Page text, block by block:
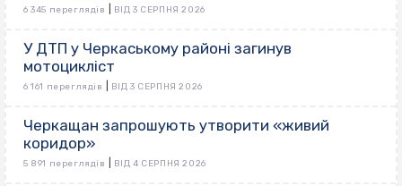
6 345 переглядів ВІД 3 СЕРПНЯ 2026
У ДТП у Черкаському районі загинув
мотоцикліст
6 161 переглядів ВІД 3 СЕРПНЯ 2026
Черкащан запрошують утворити «живий
коридор»
5 891 переглядів ВІД 4 СЕРПНЯ 2026